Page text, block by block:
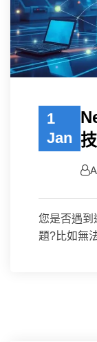
1
Jan
您是否遇到
題?比如無